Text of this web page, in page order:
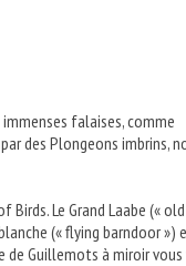
falaises, comme
des Plongeons imbrins,
Le Grand Laabe (« old
(« flying barndoor »)
de Guillemots à miroir vous